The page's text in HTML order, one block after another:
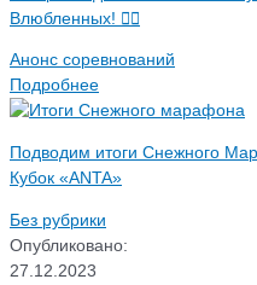
Влюбленных! 🏃‍♀️
Анонс соревнований
Подробнее
Подводим итоги Снежного
Кубок «ANTA»
Без рубрики
Опубликовано:
27.12.2023